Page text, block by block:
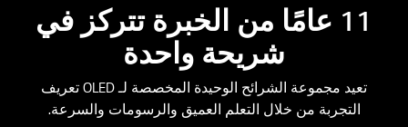
11 عامًا من الخبرة تتركز في
شريحة واحدة
تعيد مجموعة الشرائح الوحيدة المخصصة لـ OLED تعريف
التجربة من خلال التعلم العميق والرسومات والسرعة.